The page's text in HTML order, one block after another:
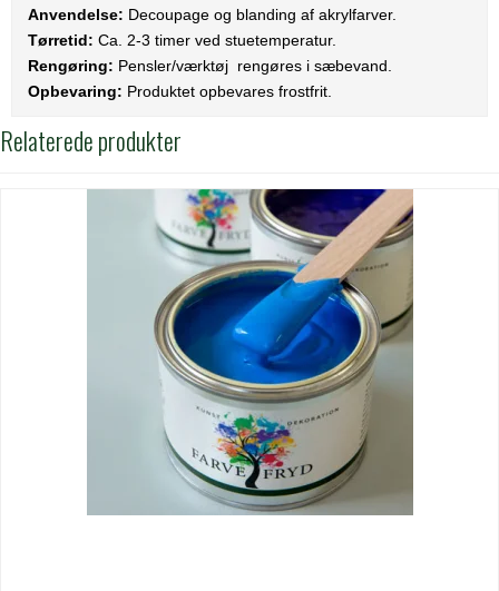
Anvendelse: Decoupage og blanding af akrylfarver.
Tørretid: Ca. 2-3 timer ved stuetemperatur.
Rengøring: Pensler/værktøj rengøres i sæbevand.
Opbevaring: Produktet opbevares frostfrit.
Relaterede produkter